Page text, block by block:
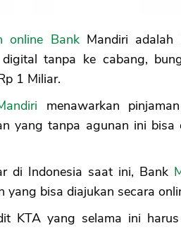
online BankMandiri adalah
digital tanpa ke cabang,
1 Miliar.
menawarkan
yang tanpa agunan ini
di Indonesia saat ini, Bank
yang bisa diajukan secara
KTA yang selama ini